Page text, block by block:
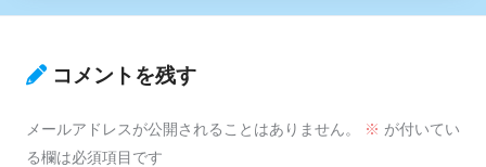
コメントを残す
メールアドレスが公開されることはありません。 ※ が付いてい
る欄は必須項目です